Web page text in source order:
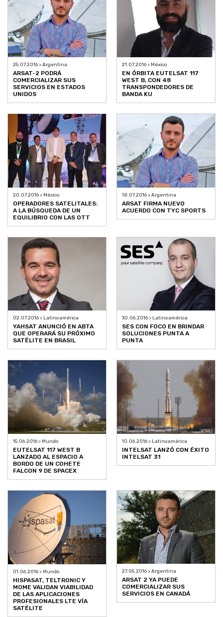
25.07.2016 > Argentina
ARSAT-2 PODRÁ
COMERCIALIZAR SUS
SERVICIOS EN ESTADOS
UNIDOS
21.07.2016 > México
EN ÓRBITA EUTELSAT 117
WEST B, CON 48
TRANSPONDEDORES DE
BANDA KU
20.07.2016 > México
OPERADORES SATELITALES:
A LA BÚSQUEDA DE UN
EQUILIBRIO CON LAS OTT
18.07.2016 > Argentina
ARSAT FIRMA NUEVO
ACUERDO CON TYC SPORTS
02.07.2016 > Latinoamérica
YAHSAT ANUNCIÓ EN ABTA
QUE OPERARÁ SU PRÓXIMO
SATÉLITE EN BRASIL
30.06.2016 > Latinoamérica
SES CON FOCO EN BRINDAR
SOLUCIONES PUNTA A
PUNTA
15.06.2016 > Mundo
EUTELSAT 117 WEST B
LANZADO AL ESPACIO A
BORDO DE UN COHETE
FALCON 9 DE SPACEX
10.06.2016 > Latinoamérica
INTELSAT LANZÓ CON ÉXITO
INTELSAT 31
01.06.2016 > Mundo
HISPASAT, TELTRONIC Y
MOME VALIDAN VIABILIDAD
DE LAS APLICACIONES
PROFESIONALES LTE VÍA
SATÉLITE
27.05.2016 > Argentina
ARSAT 2 YA PUEDE
COMERCIALIZAR SUS
SERVICIOS EN CANADÁ